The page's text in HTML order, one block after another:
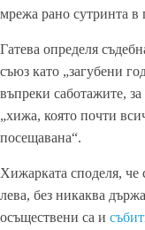
мрежа рано сутринта в
Гатева определя
съюз като „загубени
въпреки саботажите,
„хижа, която почти
посещавана“.
Хижарката споделя, че
лева, без никаква
осъществени са и